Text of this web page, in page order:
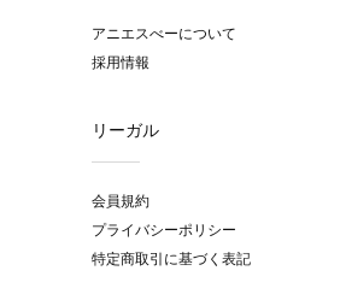
アニエスべーについて
採用情報
リーガル
会員規約
プライバシーポリシー
特定商取引に基づく表記